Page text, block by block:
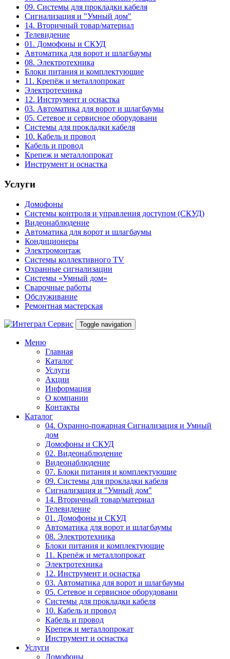
09. Системы для прокладки кабеля
Сигнализация и "Умный дом"
14. Вторичный товар/материал
Телевидение
01. Домофоны и СКУД
Автоматика для ворот и шлагбаумы
08. Электротехника
Блоки питания и комплектующие
11. Крепёж и металлопрокат
Электротехника
12. Инструмент и оснастка
03. Автоматика для ворот и шлагбаумы
05. Сетевое и сервисное оборудовани
Системы для прокладки кабеля
10. Кабель и провод
Кабель и провод
Крепеж и металлопрокат
Инструмент и оснастка
Услуги
Домофоны
Системы контроля и управления доступом (СКУД)
Видеонаблюдение
Автоматика для ворот и шлагбаумы
Кондиционеры
Электромонтаж
Системы коллективного TV
Охранные сигнализации
Системы «Умный дом»
Сварочные работы
Обслуживание
Ремонтная мастерская
Toggle navigation
Меню
Главная
Каталог
Услуги
Акции
Информация
О компании
Контакты
Каталог
04. Охранно-пожарная Сигнализация и Умный
дом
Домофоны и СКУД
02. Видеонаблюдение
Видеонаблюдение
07. Блоки питания и комплектующие
09. Системы для прокладки кабеля
Сигнализация и "Умный дом"
14. Вторичный товар/материал
Телевидение
01. Домофоны и СКУД
Автоматика для ворот и шлагбаумы
08. Электротехника
Блоки питания и комплектующие
11. Крепёж и металлопрокат
Электротехника
12. Инструмент и оснастка
03. Автоматика для ворот и шлагбаумы
05. Сетевое и сервисное оборудовани
Системы для прокладки кабеля
10. Кабель и провод
Кабель и провод
Крепеж и металлопрокат
Инструмент и оснастка
Услуги
Домофоны